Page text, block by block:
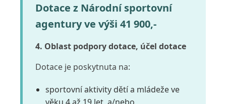
Dotace z Národní sportovní
agentury ve výši 41 900,-
4. Oblast podpory dotace, účel dotace
Dotace je poskytnuta na:
sportovní aktivity dětí a mládeže ve